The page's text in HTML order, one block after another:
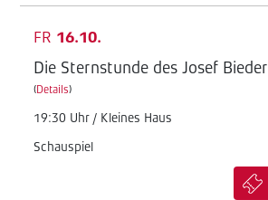
FR 16.10.
Die Sternstunde des Josef Bieder
(Details)
19:30 Uhr / Kleines Haus
Schauspiel